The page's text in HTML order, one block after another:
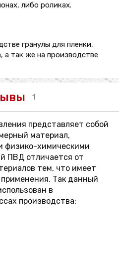
либо роликах.
гранулы для пленки,
а так же на производстве
1
представляет собой
материал,
физико-химическими
ПВД отличается от
тем, что имеет
Так данный
в
производства: